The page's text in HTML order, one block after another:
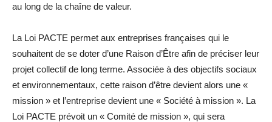
au long de la chaîne de valeur.
La Loi PACTE permet aux entreprises françaises qui le
souhaitent de se doter d’une Raison d’Être afin de préciser leur
projet collectif de long terme. Associée à des objectifs sociaux
et environnementaux, cette raison d’être devient alors une «
mission » et l’entreprise devient une « Société à mission ». La
Loi PACTE prévoit un « Comité de mission », qui sera